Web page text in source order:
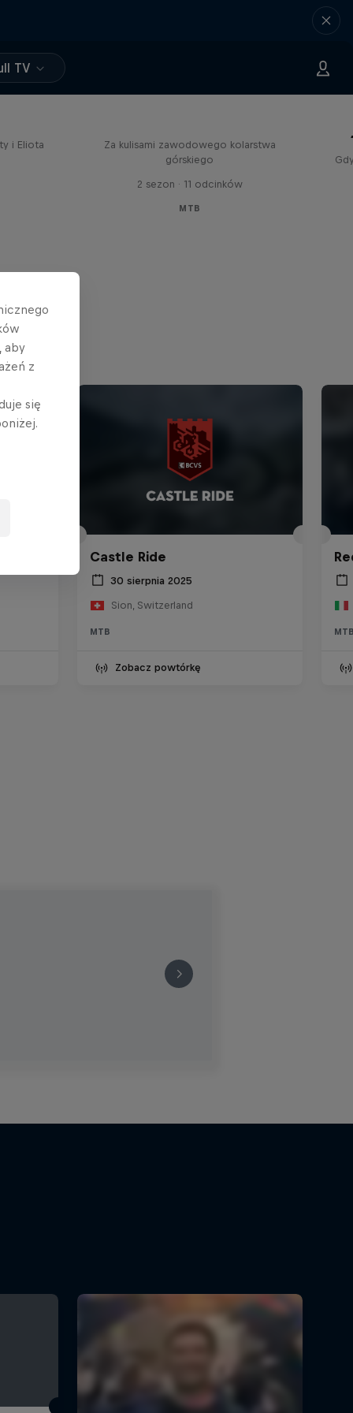
TV
i Eliota
Za kulisami zawodowego kolarstwa
górskiego
2 sezon · 11 odcinków
MTB
Castle Ride
30 sierpnia 2025
Sion, Switzerland
MTB
Zobacz powtórkę
aby
z
się